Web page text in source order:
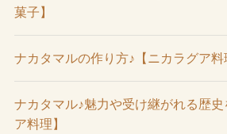
菓子】
ナカタマルの作り方♪【ニカラグア料
ナカタマル♪魅力や受け継がれる歴
ア料理】